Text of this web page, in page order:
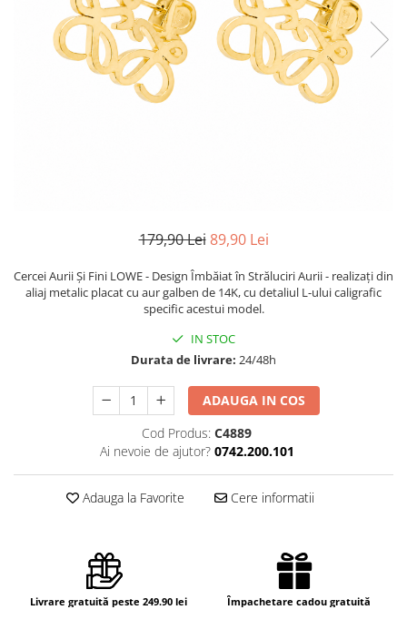
179,90 Lei 89,90 Lei
Cercei Aurii Și Fini LOWE - Design Îmbăiat în Străluciri Aurii - realizați din
aliaj metalic placat cu aur galben de 14K, cu detaliul L-ului caligrafic
specific acestui model.
IN STOC
Durata de livrare: 24/48h
ADAUGA IN COS
Cod Produs: C4889
Ai nevoie de ajutor? 0742.200.101
Adauga la Favorite Cere informatii
Livrare gratuită peste 249.90 lei Împachetare cadou gratuită